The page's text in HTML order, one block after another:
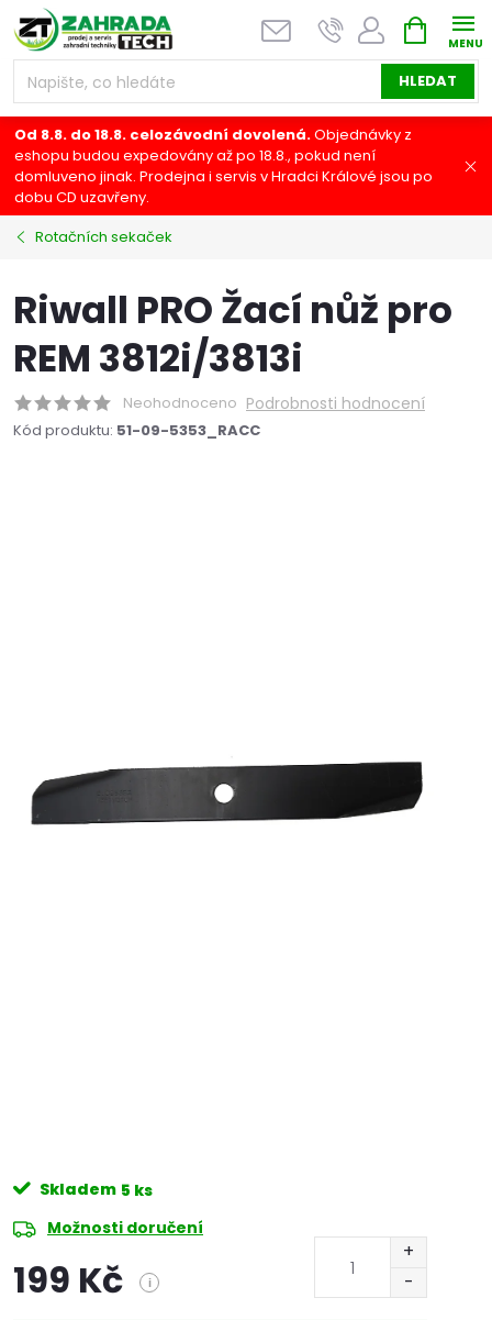
Přejít
na
obsah
HLEDAT
NÁKUPNÍ
KOŠÍK
Od 8.8. do 18.8. celozávodní dovolená.Objednávky z
eshopu budou expedovány až po 18.8., pokud není
domluveno jinak. Prodejna i servis v Hradci Králové jsou po
dobu CD uzavřeny.
Rotačních sekaček
Riwall PRO Žací nůž pro
REM 3812i/3813i
Neohodnoceno Podrobnosti hodnocení
Kód produktu: 51-09-5353_RACC
Skladem 5 ks
Možnosti doručení
199 Kč i